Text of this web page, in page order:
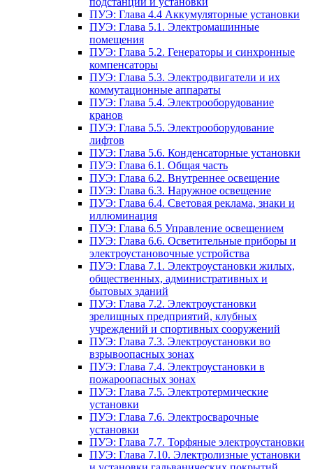
ПУЭ: Глава 4.4 Аккумуляторные установки
ПУЭ: Глава 5.1. Электромашинные
помещения
ПУЭ: Глава 5.2. Генераторы и синхронные
компенсаторы
ПУЭ: Глава 5.3. Электродвигатели и их
коммутационные аппараты
ПУЭ: Глава 5.4. Электрооборудование
кранов
ПУЭ: Глава 5.5. Электрооборудование
лифтов
ПУЭ: Глава 5.6. Конденсаторные установки
ПУЭ: Глава 6.1. Общая часть
ПУЭ: Глава 6.2. Внутреннее освещение
ПУЭ: Глава 6.3. Наружное освещение
ПУЭ: Глава 6.4. Световая реклама, знаки и
иллюминация
ПУЭ: Глава 6.5 Управление освещением
ПУЭ: Глава 6.6. Осветительные приборы и
электроустановочные устройства
ПУЭ: Глава 7.1. Электроустановки жилых,
общественных, административных и
бытовых зданий
ПУЭ: Глава 7.2. Электроустановки
зрелищных предприятий, клубных
учреждений и спортивных сооружений
ПУЭ: Глава 7.3. Электроустановки во
взрывоопасных зонах
ПУЭ: Глава 7.4. Электроустановки в
пожароопасных зонах
ПУЭ: Глава 7.5. Электротермические
установки
ПУЭ: Глава 7.6. Электросварочные
установки
ПУЭ: Глава 7.7. Торфяные электроустановки
ПУЭ: Глава 7.10. Электролизные установки